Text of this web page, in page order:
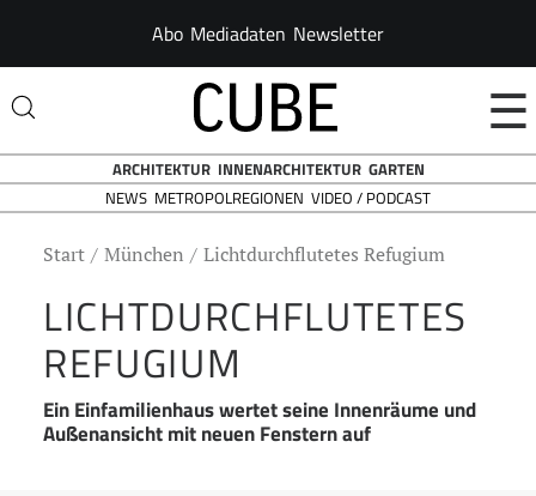
Abo Mediadaten Newsletter
☰
ARCHITEKTUR INNENARCHITEKTUR GARTEN
NEWS METROPOLREGIONEN VIDEO / PODCAST
Start München Lichtdurchflutetes Refugium
LICHTDURCHFLUTETES
REFUGIUM
Ein Einfamilienhaus wertet seine Innenräume und
Außenansicht mit neuen Fenstern auf